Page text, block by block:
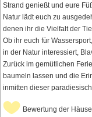
Strand genießt und eure
Natur lädt euch zu
denen ihr die Vielfalt der
Ob ihr euch für
in der Natur interessiert,
Zurück im gemütlichen
baumeln lassen und die
inmitten dieser
Bewertung der